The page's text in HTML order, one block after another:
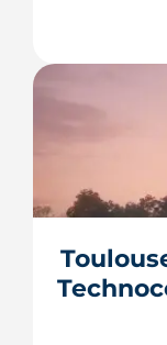
La
près de 1
protégé, la
fortement
repousse